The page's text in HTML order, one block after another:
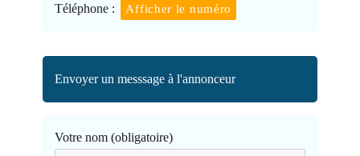
Téléphone :
Afficher le numéro
Envoyer un messsage à l'annonceur
Votre nom (obligatoire)